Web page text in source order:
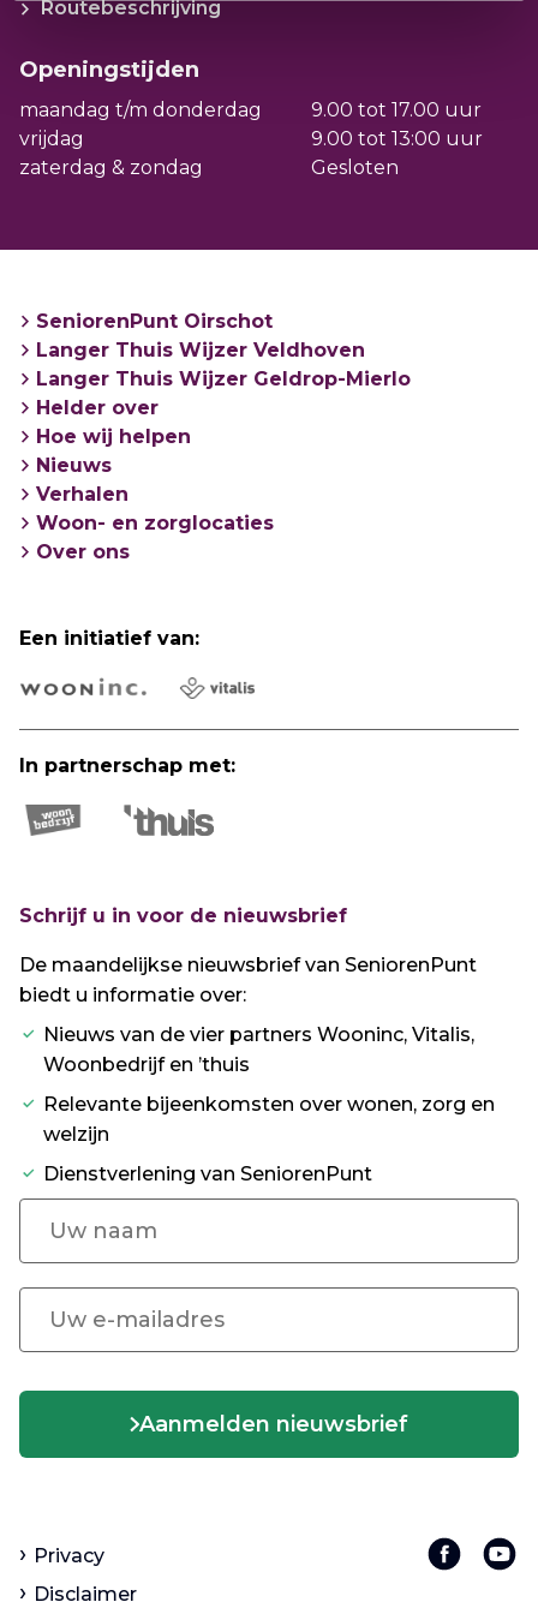
Routebeschrijving
Openingstijden
maandag t/m donderdag
9.00 tot 17.00 uur
vrijdag
9.00 tot 13:00 uur
zaterdag & zondag
Gesloten
SeniorenPunt Oirschot
Langer Thuis Wijzer Veldhoven
Langer Thuis Wijzer Geldrop-Mierlo
Helder over
Hoe wij helpen
Nieuws
Verhalen
Woon- en zorglocaties
Over ons
Een initiatief van:
In partnerschap met:
Schrijf u in voor de nieuwsbrief
De maandelijkse nieuwsbrief van SeniorenPunt
biedt u informatie over:
Nieuws van de vier partners Wooninc, Vitalis,
Woonbedrijf en ’thuis
Relevante bijeenkomsten over wonen, zorg en
welzijn
Dienstverlening van SeniorenPunt
Aanmelden nieuwsbrief
Privacy
Disclaimer